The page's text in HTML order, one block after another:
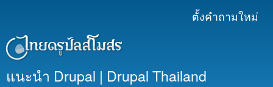
เนื้อหา
ตั้งคำถามใหม่
แนะนำ Drupal | Drupal Thailand